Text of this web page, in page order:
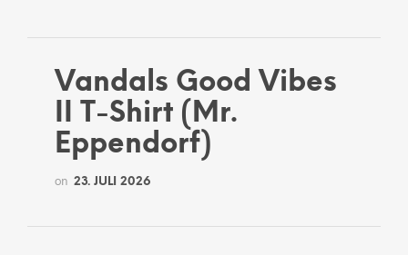
Vandals Good Vibes
II T-Shirt (Mr.
Eppendorf)
on 23. JULI 2026